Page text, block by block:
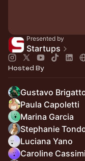
Presented by
Startups
Hosted By
Gustavo
Paula Capoletti
Marina Garcia
Stephanie
Luciana Yano
Caroline